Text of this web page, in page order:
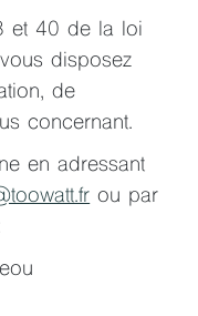
et 40 de la loi
disposez
de
concernant.
en adressant
ou par